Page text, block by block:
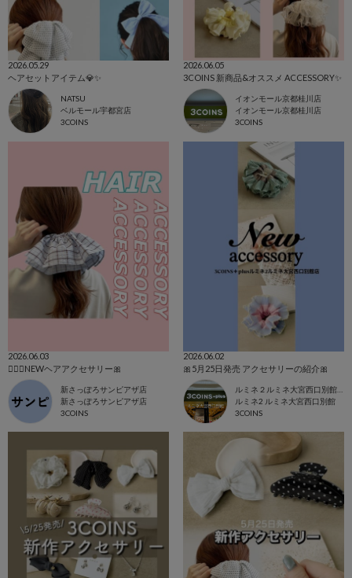
2026.05.29
ヘアセットアイテム💎✨️
NATSU
ベルモール宇都宮店
3COINS
2026.06.05
3COINS 新商品&オススメ ACCESSORY✨
イオンモール京都桂川店
イオンモール京都桂川店
3COINS
2026.06.03
👱🏻‍♀️NEWヘアアクセサリー🎀
新さっぽろサンピアザ店
新さっぽろサンピアザ店
3COINS
2026.06.02
🎀5月25日発売 アクセサリーの紹介🎀
ルミネ2 ルミネ大宮西口別館
3COINS